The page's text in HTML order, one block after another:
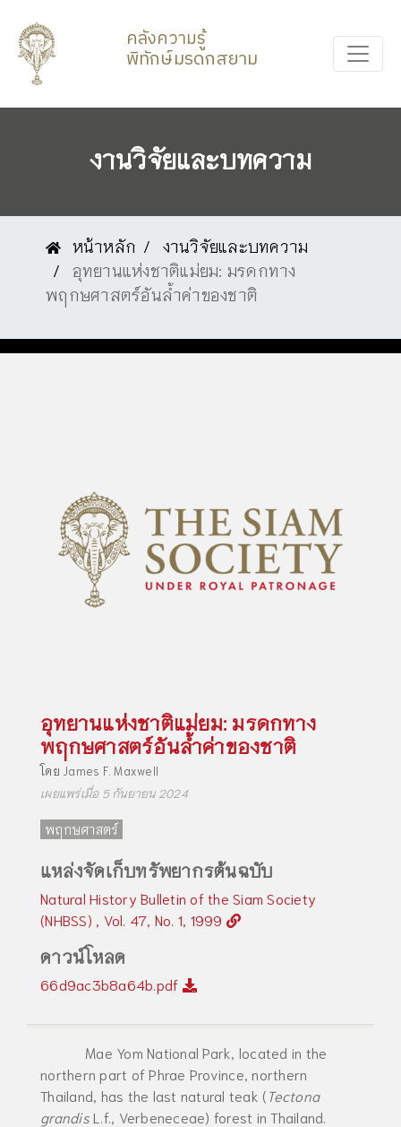
คลังความรู้
พิทักษ์มรดกสยาม
งานวิจัยและบทความ
หน้าหลัก
งานวิจัยและบทความ
อุทยานแห่งชาติแม่ยม: มรดกทาง
พฤกษศาสตร์อันล้ำค่าของชาติ
อุทยานแห่งชาติแม่ยม: มรดกทาง
พฤกษศาสตร์อันล้ำค่าของชาติ
โดย James F. Maxwell
เผยแพร่เมื่อ 5 กันยายน 2024
พฤกษศาสตร์
แหล่งจัดเก็บทรัพยากรต้นฉบับ
Natural History Bulletin of the Siam Society
(NHBSS) , Vol. 47, No. 1, 1999
ดาวน์โหลด
66d9ac3b8a64b.pdf
Mae Yom National Park, located in the
northern part of Phrae Province, northern
Thailand, has the last natural teak (Tectona
grandis L.f., Verbeneceae) forest in Thailand.